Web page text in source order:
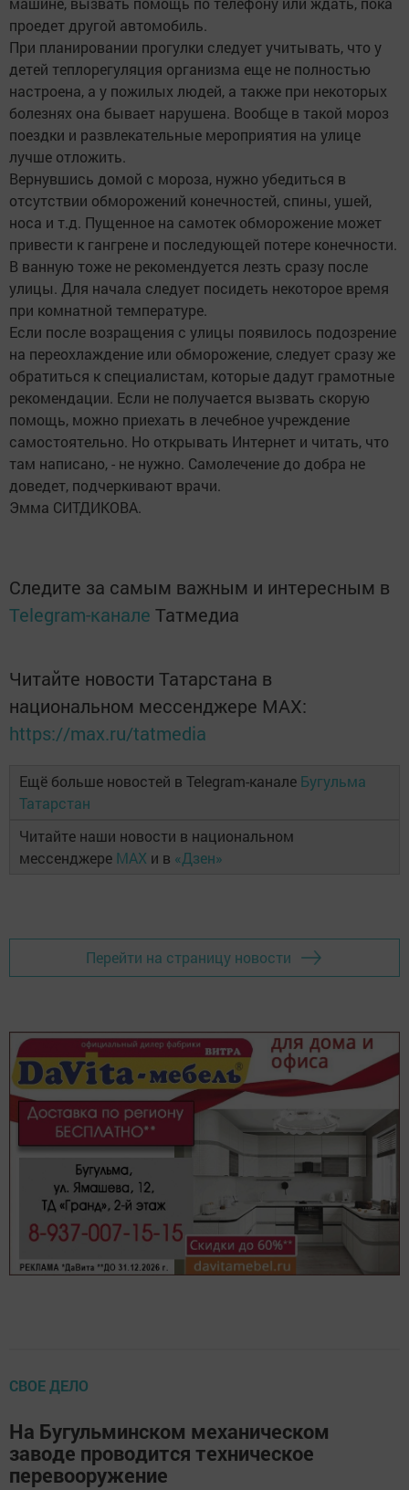
проедет другой автомобиль.
При планировании прогулки следует учитывать, что у
детей теплорегуляция организма еще не полностью
настроена, а у пожилых людей, а также при некоторых
болезнях она бывает нарушена. Вообще в такой мороз
поездки и развлекательные мероприятия на улице
лучше отложить.
Вернувшись домой с мороза, нужно убедиться в
отсутствии обморожений конечностей, спины, ушей,
носа и т.д. Пущенное на самотек обморожение может
привести к гангрене и последующей потере конечности.
В ванную тоже не рекомендуется лезть сразу после
улицы. Для начала следует посидеть некоторое время
при комнатной температуре.
Если после возращения с улицы появилось подозрение
на переохлаждение или обморожение, следует сразу же
обратиться к специалистам, которые дадут грамотные
рекомендации. Если не получается вызвать скорую
помощь, можно приехать в лечебное учреждение
самостоятельно. Но открывать Интернет и читать, что
там написано, - не нужно. Самолечение до добра не
доведет, подчеркивают врачи.
Эмма СИТДИКОВА.
Следите за самым важным и интересным в
Telegram-канале Татмедиа
Читайте новости Татарстана в
национальном мессенджере MАХ:
https://max.ru/tatmedia
Ещё больше новостей в Telegram-канале Бугульма
Татарстан
Читайте наши новости в национальном
мессенджере MAX и в «Дзен»
Перейти на страницу новости
СВОЕ ДЕЛО
На Бугульминском механическом
заводе проводится техническое
перевооружение